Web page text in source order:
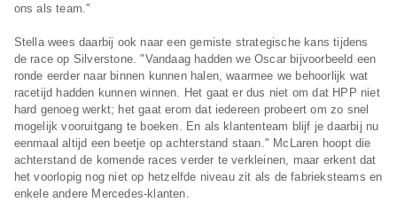
ons als team."
Stella wees daarbij ook naar een gemiste strategische kans tijdens
de race op Silverstone. "Vandaag hadden we Oscar bijvoorbeeld een
ronde eerder naar binnen kunnen halen, waarmee we behoorlijk wat
racetijd hadden kunnen winnen. Het gaat er dus niet om dat HPP niet
hard genoeg werkt; het gaat erom dat iedereen probeert om zo snel
mogelijk vooruitgang te boeken. En als klantenteam blijf je daarbij nu
eenmaal altijd een beetje op achterstand staan." McLaren hoopt die
achterstand de komende races verder te verkleinen, maar erkent dat
het voorlopig nog niet op hetzelfde niveau zit als de fabrieksteams en
enkele andere Mercedes-klanten.